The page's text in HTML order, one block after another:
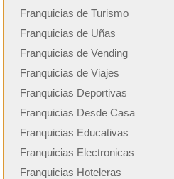
Franquicias de Turismo
Franquicias de Uñas
Franquicias de Vending
Franquicias de Viajes
Franquicias Deportivas
Franquicias Desde Casa
Franquicias Educativas
Franquicias Electronicas
Franquicias Hoteleras